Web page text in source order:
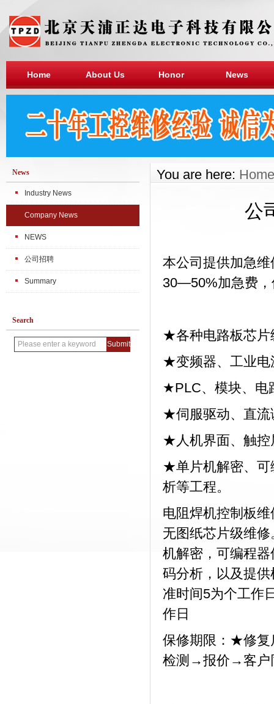
Home About Us Honor News
News
Industry News
Company News
NEWS
公司招聘
Summary
Search
You are here: Home
公
本公司提供加急
30—50%加急费，
★各种电路板芯片
★变频器、工业电
★PLC、模块、电
★伺服驱动、直流
★人机界面、触控
★单片机解密、可
析等工程。
电阻焊机控制板
无图纸芯片级维
机解密，可编程
码分析，以及提
准时间5为个工作
作日
保修期限：★修复
检测→报价→客户